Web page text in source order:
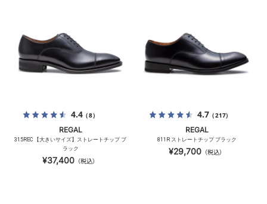
4.4（8）
REGAL
315REC 【大きいサイズ】ストレートチップ ブ
ラック
¥37,400 （税込）
4.7（217）
REGAL
811R ストレートチップ ブラック
¥29,700（税込）